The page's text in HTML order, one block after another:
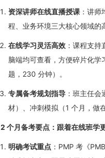
资深讲师在线直播授课 ：讲
程、业务环境三大核心领域的
在线学习灵活高效 ：课程支
脑端均可查看，方便碎片化
题，230 分钟）。
专属备考规划指导 ：班主任
材）、冲刺模拟（1 个月，做
2 个月备考要点：跟着在线班学
明确考试重点 ：PMP 考《